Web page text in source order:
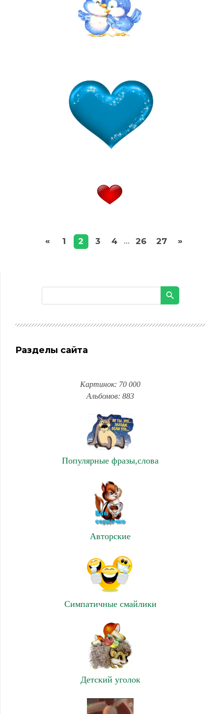
« 1 2 3 4 ... 26 27 »
Разделы сайта
Картинок: 70 000
Альбомов: 883
Популярные фразы,слова
Авторские
Симпатичные смайлики
Детский уголок